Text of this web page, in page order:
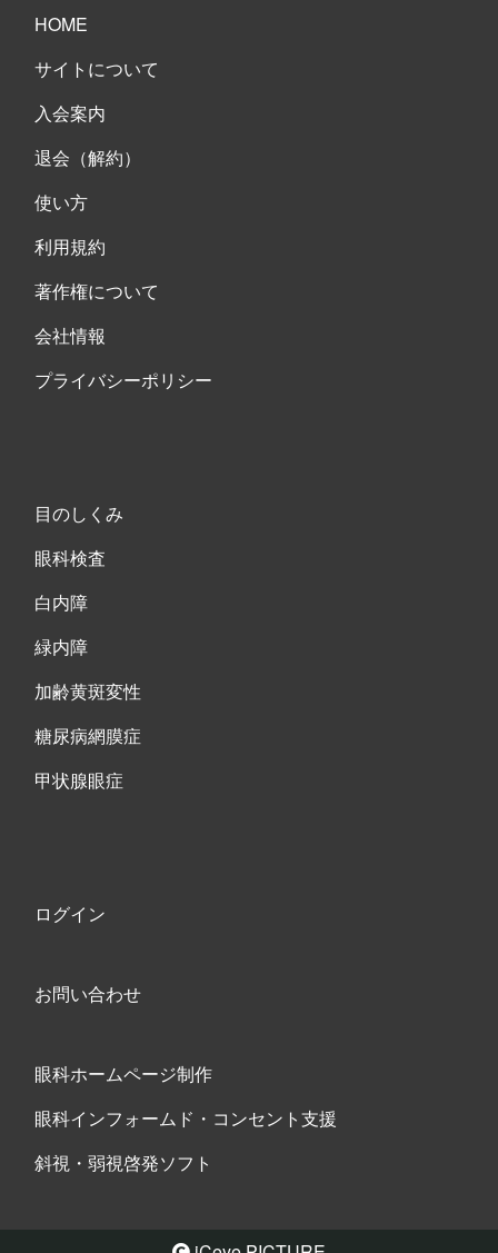
HOME
サイトについて
入会案内
退会（解約）
使い方
利用規約
著作権について
会社情報
プライバシーポリシー
目のしくみ
眼科検査
白内障
緑内障
加齢黄斑変性
糖尿病網膜症
甲状腺眼症
ログイン
お問い合わせ
眼科ホームページ制作
眼科インフォームド・コンセント支援
斜視・弱視啓発ソフト